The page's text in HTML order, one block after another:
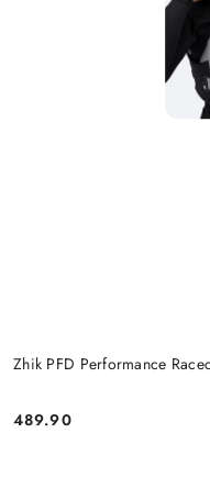
Zhik PFD Performance
Cena:
489.90